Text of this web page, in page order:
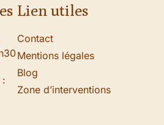
:
Lien utiles
Contact
Mentions légales
Blog
Zone d’interventions